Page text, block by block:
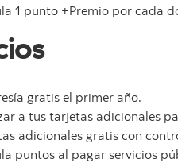
1 punto +Premio por cada
gratis el primer año.
a tus tarjetas adicionales
adicionales gratis con
puntos al pagar servicios